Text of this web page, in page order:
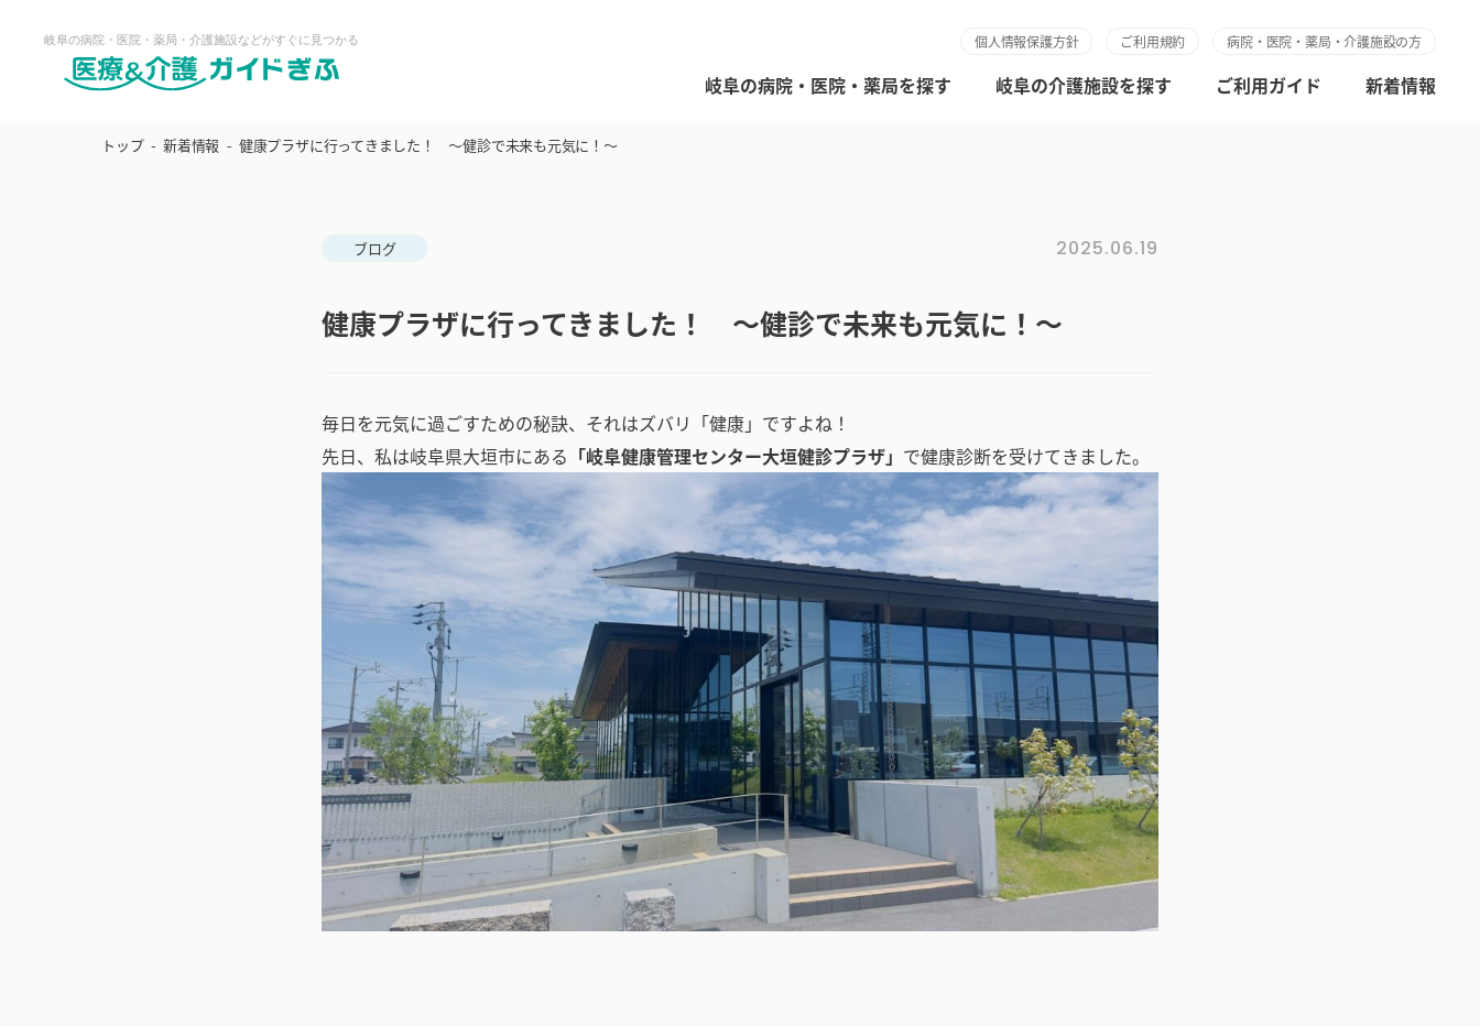
岐阜の病院・医院・薬局を探す 岐阜の介護施設を探す ご利用ガイド 新着情報
個人情報保護方針 ご利用規約 病院・医院・薬局・介護施設の方
トップ 新着情報 健康プラザに行ってきました！ ～健診で未来も元気に！～
ブログ 2025.06.19
健康プラザに行ってきました！ ～健診で未来も元気に！～
毎日を元気に過ごすための秘訣、それはズバリ「健康」ですよね！
先日、私は岐阜県大垣市にある 「岐阜健康管理センター大垣健診プラザ」 で健康診断を受けてきました。